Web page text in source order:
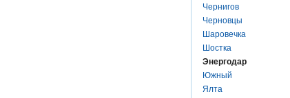
Чернигов
Черновцы
Шаровечка
Шостка
Энергодар
Южный
Ялта